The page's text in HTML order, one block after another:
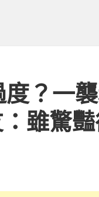
？一
雖驚